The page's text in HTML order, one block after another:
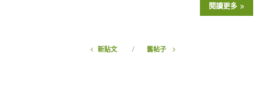
閱讀更多
新貼文 舊帖子